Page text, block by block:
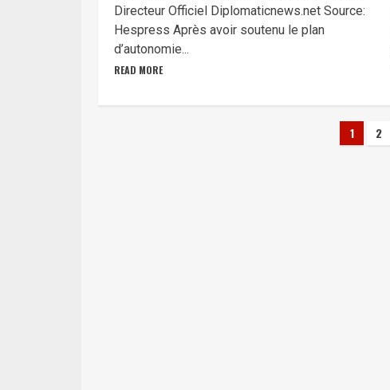
Directeur Officiel Diplomaticnews.net Source:
Hespress Après avoir soutenu le plan
d’autonomie...
READ MORE
1 2